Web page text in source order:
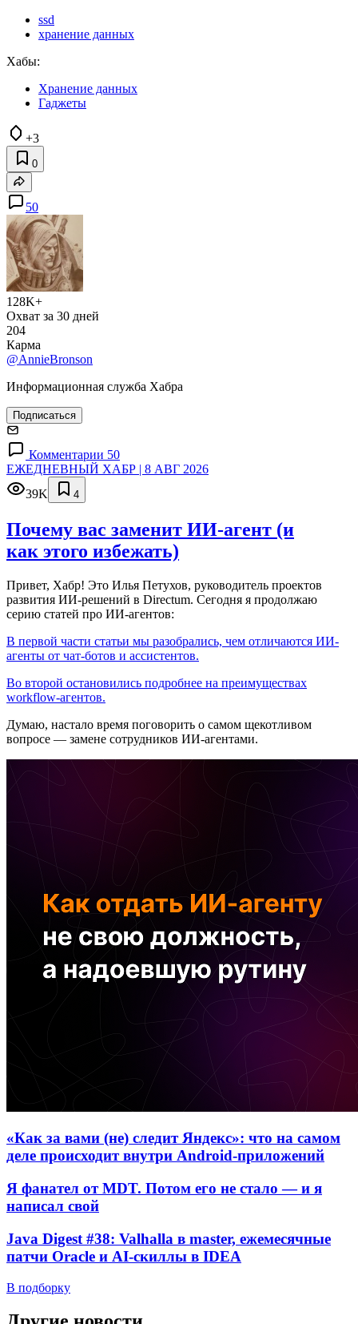
ssd
хранение данных
Хабы:
Хранение данных
Гаджеты
+3
0
50
128K+
Охват за 30 дней
204
Карма
@AnnieBronson
Информационная служба Хабра
Подписаться
Комментарии 50
ЕЖЕДНЕВНЫЙ ХАБР | 8 АВГ 2026
39K
4
Почему вас заменит ИИ‑агент (и
как этого избежать)
Привет, Хабр! Это Илья Петухов, руководитель проектов
развития ИИ-решений в Directum. Сегодня я продолжаю
серию статей про ИИ-агентов:
В первой части статьи мы разобрались, чем отличаются ИИ-
агенты от чат-ботов и ассистентов.
Во второй остановились подробнее на преимуществах
workflow-агентов.
Думаю, настало время поговорить о самом щекотливом
вопросе — замене сотрудников ИИ-агентами.
«Как за вами (не) следит Яндекс»: что на самом
деле происходит внутри Android-приложений
Я фанател от MDT. Потом его не стало — и я
написал свой
Java Digest #38: Valhalla в master, ежемесячные
патчи Oracle и AI-скиллы в IDEA
В подборку